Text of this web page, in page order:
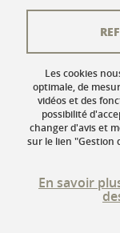
Crédits
Mentions légales
Données
Gestion des
Accessibilité :
Les cookies
optimale, de
vidéos et des
possibilité
changer d'avis et
sur le lien "Gestion
En savoir